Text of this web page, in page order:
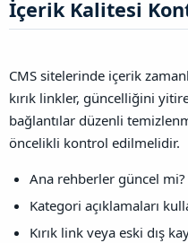
İçerik Kalitesi
CMS sitelerinde içerik
kırık linkler, güncelliğini
bağlantılar düzenli
öncelikli kontrol edilmelidir.
Ana rehberler güncel mi?
Kategori açıklamaları
Kırık link veya eski dış